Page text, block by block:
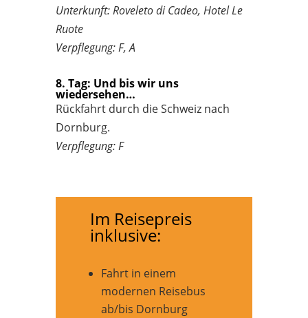
Unterkunft: Roveleto di Cadeo, Hotel Le
Ruote
Verpflegung: F, A
8. Tag: Und bis wir uns
wiedersehen…
Rückfahrt durch die Schweiz nach
Dornburg.
Verpflegung: F
Im Reisepreis
inklusive:
Fahrt in einem
modernen Reisebus
ab/bis Dornburg